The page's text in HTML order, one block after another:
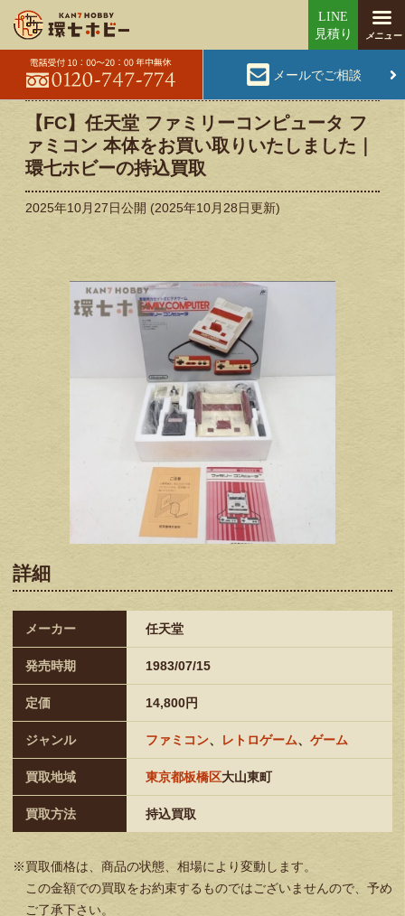
メールでご相談
【FC】任天堂 ファミリーコンピュータ フ
ァミコン 本体をお買い取りいたしました｜
環七ホビーの持込買取
2025年10月27日公開 (2025年10月28日更新)
詳細
メーカー 任天堂
発売時期 1983/07/15
定価 14,800円
ジャンル ファミコン、 レトロゲーム、 ゲーム
買取地域 東京都板橋区大山東町
買取方法 持込買取
※買取価格は、商品の状態、相場により変動します。
この金額での買取をお約束するものではございませんので、予め
ご了承下さい。